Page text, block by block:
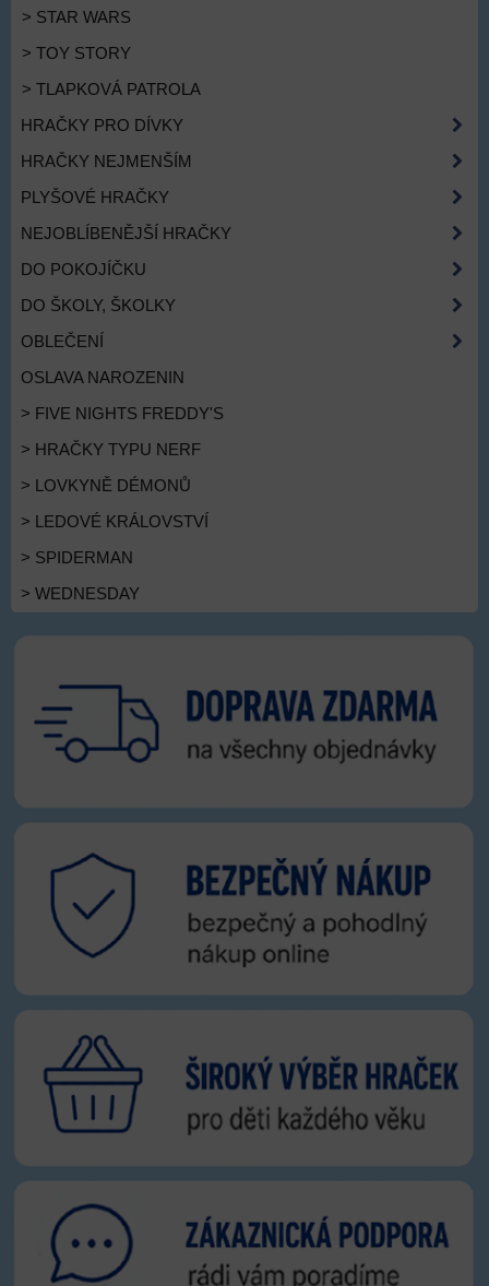
> STAR WARS
> TOY STORY
> TLAPKOVÁ PATROLA
HRAČKY PRO DÍVKY
HRAČKY NEJMENŠÍM
PLYŠOVÉ HRAČKY
NEJOBLÍBENĚJŠÍ HRAČKY
DO POKOJÍČKU
DO ŠKOLY, ŠKOLKY
OBLEČENÍ
OSLAVA NAROZENIN
> FIVE NIGHTS FREDDY'S
> HRAČKY TYPU NERF
> LOVKYNĚ DÉMONŮ
> LEDOVÉ KRÁLOVSTVÍ
> SPIDERMAN
> WEDNESDAY